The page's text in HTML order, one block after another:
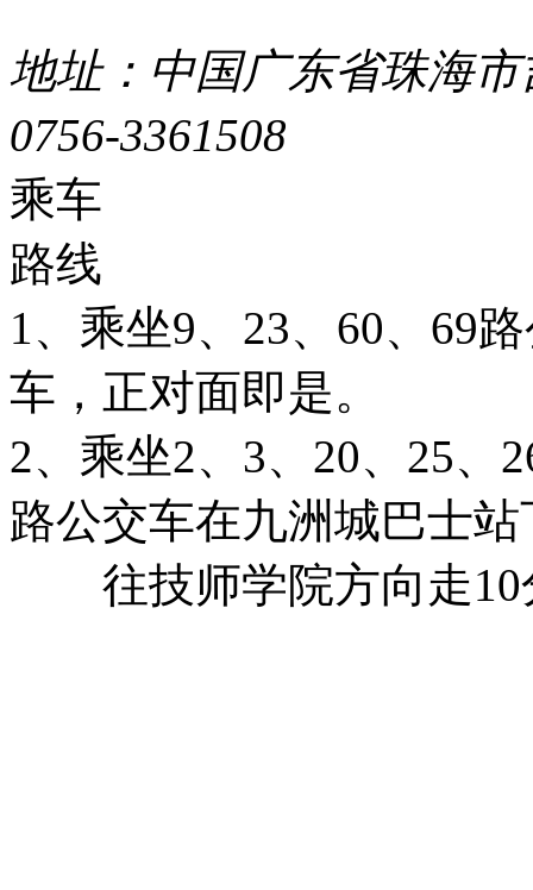
地址：中国广东省珠海
0756-3361508
乘车
路线
1、乘坐9、23、60、69
车，正对面即是。
2、乘坐2、3、20、25、
路公交车在九洲城巴士站
往技师学院方向走10